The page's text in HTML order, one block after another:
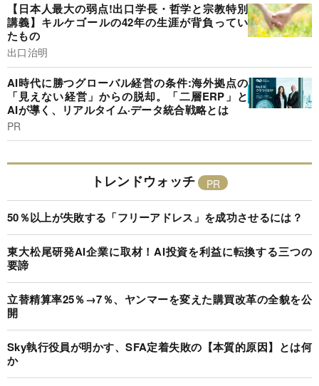
【日本人最大の弱点!出口学長・哲学と宗教特別
講義】キルケゴールの42年の生涯が背負ってい
たもの
出口治明
AI時代に勝つグローバル経営の条件:海外拠点の
「見えない経営」からの脱却。「二層ERP」と
AIが導く、リアルタイム·データ統合戦略とは
PR
トレンドウォッチ
50％以上が失敗する「フリーアドレス」を成功させるには？
東大松尾研発AI企業に取材！AI投資を利益に転換する三つの
要諦
立替精算率25％→7％、ヤンマーを変えた購買改革の全貌を公
開
Sky執行役員が明かす、SFA定着失敗の【本質的原因】とは何
か